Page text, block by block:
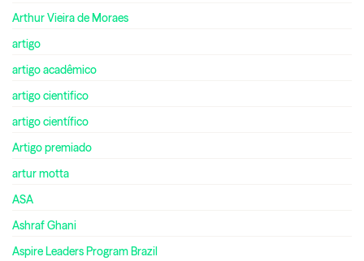
Arthur Vieira de Moraes
artigo
artigo acadêmico
artigo cientifico
artigo científico
Artigo premiado
artur motta
ASA
Ashraf Ghani
Aspire Leaders Program Brazil